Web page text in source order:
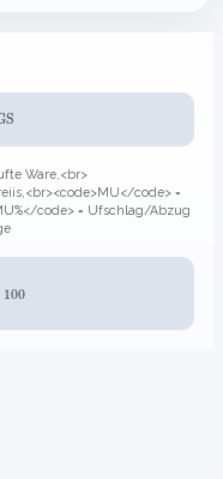
Ware,<br>
code> =
code> = Ufschlag/Abzug